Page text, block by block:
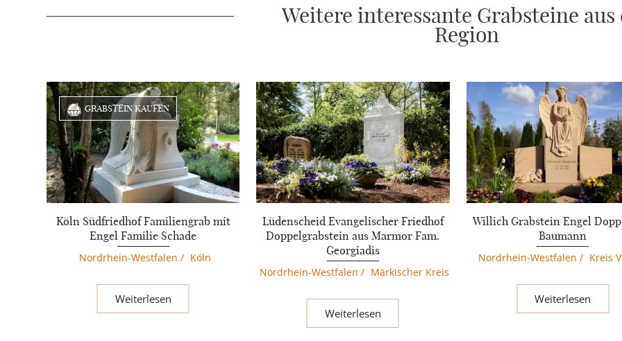
Weitere interessante Grabsteine aus
Region
GRABSTEIN KAUFEN
Köln Südfriedhof Familiengrab mit
Engel Familie Schade
Nordrhein-Westfalen / Köln
Weiterlesen
Lüdenscheid Evangelischer Friedhof
Doppelgrabstein aus Marmor Fam.
Georgiadis
Nordrhein-Westfalen / Märkischer Kreis
Weiterlesen
Willich Grabstein Engel
Baumann
Nordrhein-Westfalen / Kreis
Weiterlesen